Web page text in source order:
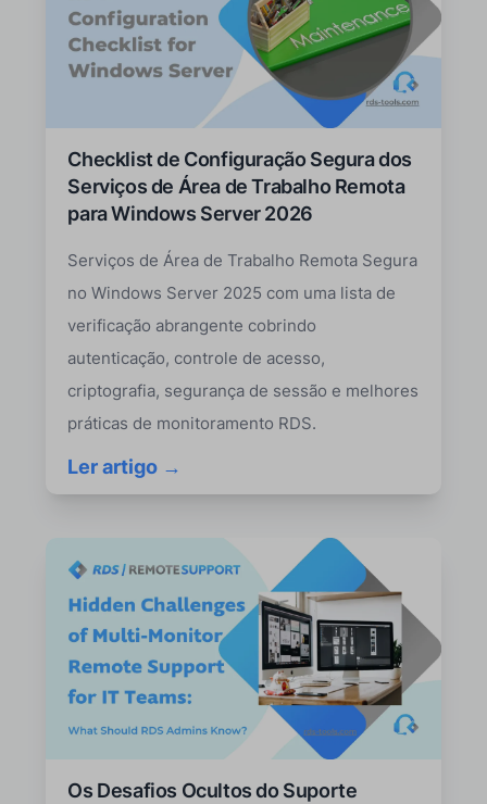
Checklist de Configuração Segura dos
Serviços de Área de Trabalho Remota
para Windows Server 2026
Serviços de Área de Trabalho Remota Segura
no Windows Server 2025 com uma lista de
verificação abrangente cobrindo
autenticação, controle de acesso,
criptografia, segurança de sessão e melhores
práticas de monitoramento RDS.
Ler artigo →
Os Desafios Ocultos do Suporte